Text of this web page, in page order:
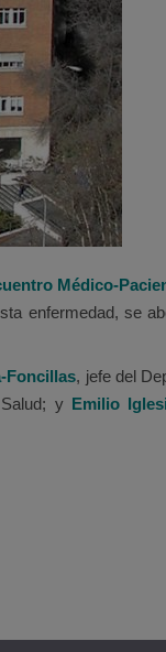
Médico-
enfermedad, se
Foncillas, jefe del
y Emilio